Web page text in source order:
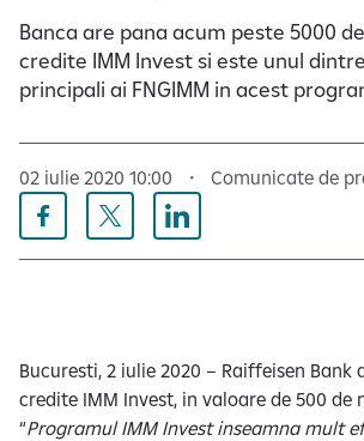
Banca are pana acum peste 5000
credite IMM Invest si este unul
principali ai FNGIMM in acest
02 iulie 2020 10:00 Comunicate de
Bucuresti, 2 iulie 2020 – Raiffeisen Bank
credite IMM Invest, in valoare de 500 de
“Programul IMM Invest inseamna mult